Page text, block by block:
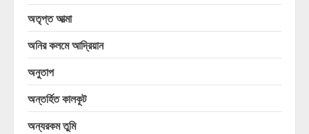
অতৃপ্ত আত্মা
অনির কলমে আদ্রিয়ান
অনুতাপ
অন্তর্হিত কালকূট
অন্যরকম তুমি